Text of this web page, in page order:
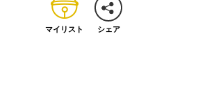
マイリスト シェア